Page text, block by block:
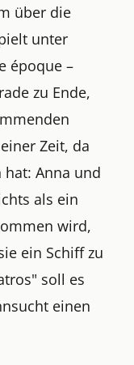
über die
unter
époque –
zu Ende,
Zeit, da
Anna und
als ein
wird,
ein Schiff zu
soll es
einen